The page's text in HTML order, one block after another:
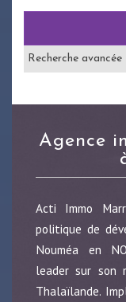
Recherche avancée
agence immobilière acti immo
Acti Immo
politique de
Nouméa en
leader sur son
Thalaïlande.